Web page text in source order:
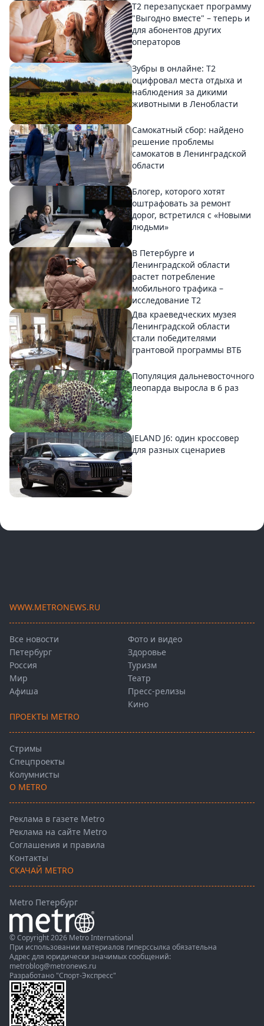
Т2 перезапускает программу
"Выгодно вместе" – теперь и
для абонентов других
операторов
Зубры в онлайне: Т2
оцифровал места отдыха и
наблюдения за дикими
животными в Ленобласти
Самокатный сбор: найдено
решение проблемы
самокатов в Ленинградской
области
Блогер, которого хотят
оштрафовать за ремонт
дорог, встретился с «Новыми
людьми»
В Петербурге и
Ленинградской области
растет потребление
мобильного трафика –
исследование T2
Два краеведческих музея
Ленинградской области
стали победителями
грантовой программы ВТБ
Популяция дальневосточного
леопарда выросла в 6 раз
JELAND J6: один кроссовер
для разных сценариев
WWW.METRONEWS.RU
Все новости
Петербург
Россия
Мир
Афиша
Фото и видео
Здоровье
Туризм
Театр
Пресс-релизы
Кино
ПРОЕКТЫ METRO
Стримы
Спецпроекты
Колумнисты
О METRO
Реклама в газете Metro
Реклама на сайте Metro
Соглашения и правила
Контакты
СКАЧАЙ METRO
Metro Петербург
© Copyright 2026 Metro International
При использовании материалов гиперссылка обязательна
Адрес для юридически значимых сообщений:
metroblog@metronews.ru
Разработано "Спорт-Экспресс"